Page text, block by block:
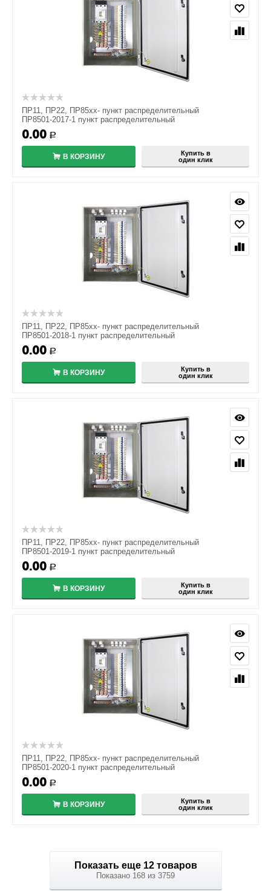
ПР11, ПР22, ПР85хх- пункт распределительный
ПР8501-2017-1 пункт распределительный
0.00 Р
В КОРЗИНУ
Купить в
один клик
ПР11, ПР22, ПР85хх- пункт распределительный
ПР8501-2018-1 пункт распределительный
0.00 Р
В КОРЗИНУ
Купить в
один клик
ПР11, ПР22, ПР85хх- пункт распределительный
ПР8501-2019-1 пункт распределительный
0.00 Р
В КОРЗИНУ
Купить в
один клик
ПР11, ПР22, ПР85хх- пункт распределительный
ПР8501-2020-1 пункт распределительный
0.00 Р
В КОРЗИНУ
Купить в
один клик
Показать еще 12 товаров
Показано 168 из 3759